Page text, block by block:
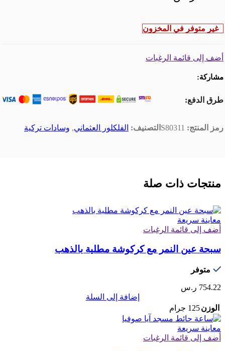
غير متوفر في المخزون
أضف إلى قائمة الرغبات
مشاركة:
طرق الدفع:
رمز المنتج: S80311 التصنيف: الفلكلور العثماني, وسادات تركية
منتجات ذات صلة
معاينة سريعة
أضف إلى قائمة الرغبات
سبحة عين النمر مع كركوشة مطلية بالذهب
متوفر
754.22 ر.س
إضافة إلى السلة
الوزن125 جرام
معاينة سريعة
أضف إلى قائمة الرغبات